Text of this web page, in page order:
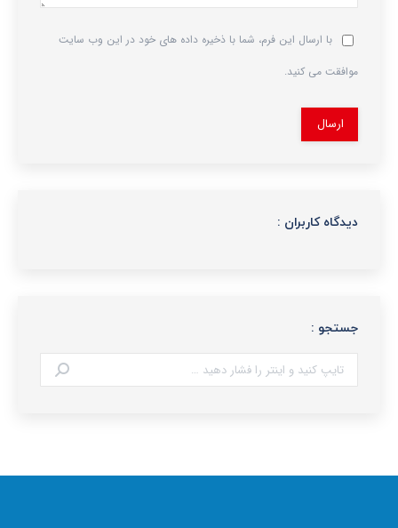
با ارسال این فرم، شما با ذخیره داده های خود در این وب سایت
موافقت می کنید.
ارسال
دیدگاه کاربران :
جستجو :
جستجو: